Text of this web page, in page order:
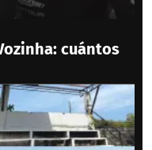
cuántos